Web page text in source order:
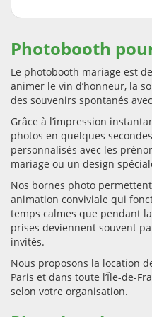
Photobooth
Le photobooth mariage est
animer le vin d’honneur, la
des souvenirs spontanés
Grâce à l’impression
photos en quelques
personnalisés avec les
mariage ou un design
Nos bornes photo
animation conviviale qui
temps calmes que pendant
prises deviennent souvent
invités.
Nous proposons la location
Paris et dans toute l’Île-de-
selon votre organisation.